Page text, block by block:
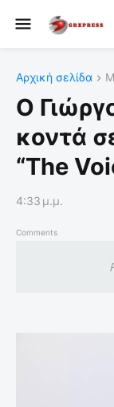
Αρχική σελίδα
O
κοντά
“The
4:33 μ.μ.
Comments